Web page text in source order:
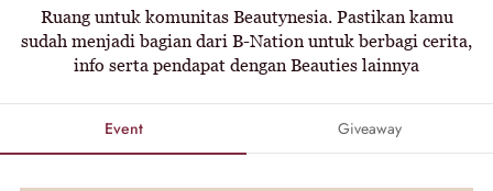
Ruang untuk komunitas Beautynesia. Pastikan kamu
sudah menjadi bagian dari B-Nation untuk berbagi cerita,
info serta pendapat dengan Beauties lainnya
Event Giveaway